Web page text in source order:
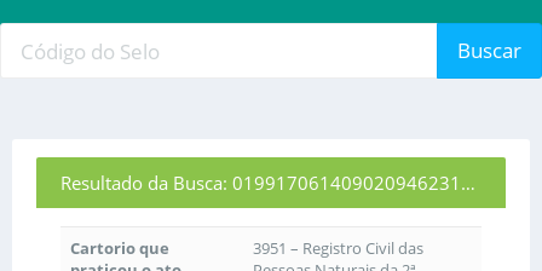
Buscar
Resultado da Busca: 01991706140902094623154
Cartorio que
3951 – Registro Civil das